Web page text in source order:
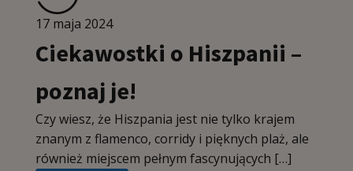
17 maja 2024
Ciekawostki o Hiszpanii –
poznaj je!
Czy wiesz, że Hiszpania jest nie tylko krajem
znanym z flamenco, corridy i pięknych plaż, ale
również miejscem pełnym fascynujących […]